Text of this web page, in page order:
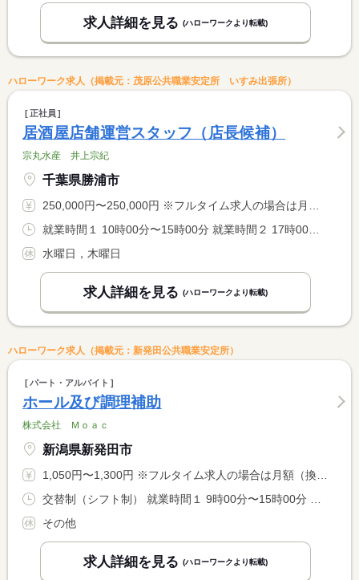
求人詳細を見る (ハローワークより転載)
ハローワーク求人（掲載元：茂原公共職業安定所 いすみ出張所）
正社員
居酒屋店舗運営スタッフ（店長候補）
宗丸水産 井上宗紀
千葉県勝浦市
250,000円〜250,000円 ※フルタイム求人の場合は月額（換算額）、パート求人の場合は時間額を表示しています。
水曜日，木曜日
求人詳細を見る (ハローワークより転載)
ハローワーク求人（掲載元：新発田公共職業安定所）
パート・アルバイト
ホール及び調理補助
株式会社 Ｍｏａｃ
新潟県新発田市
1,050円〜1,300円 ※フルタイム求人の場合は月額（換算額）、パート求人の場合は時間額を表示しています。
その他
求人詳細を見る (ハローワークより転載)